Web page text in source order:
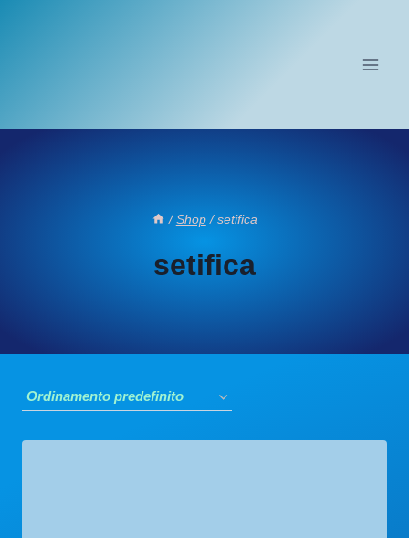
/ Shop / setifica
setifica